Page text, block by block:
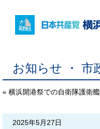
お知らせ ・ 市
« 横浜開港祭での自衛隊護衛艦
2025年5月27日